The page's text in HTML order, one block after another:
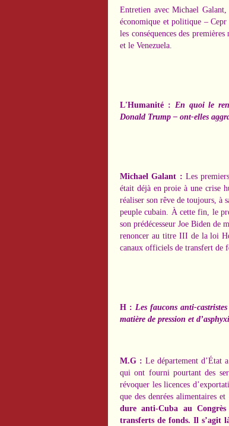
Entretien avec Michael
économique et politique –
les conséquences des
et le Venezuela.
L'Humanité : En quoi le
Donald Trump – ont-elles
Michael Galant : Les
était déjà en proie à une crise
réaliser son rêve de toujours, à
peuple cubain. À cette fin, le
son prédécesseur Joe Biden de
renoncer au titre III de la loi
canaux officiels de transfert de
H : Les faucons anti-
matière de pression et
M.G : Le département d’État
qui ont fourni pourtant des
révoquer les licences
que desdenrées alimentaires et
dure anti-Cuba au
transferts de fonds. Il s’agit